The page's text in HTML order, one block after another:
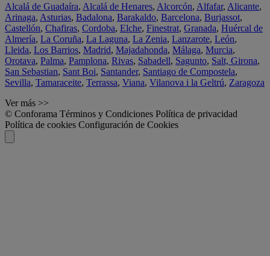
Alcalá de Guadaíra, Alcalá de Henares, Alcorcón, Alfafar, Alicante,
Arinaga, Asturias, Badalona, Barakaldo, Barcelona, Burjassot,
Castellón, Chafiras, Cordoba, Elche, Finestrat, Granada, Huércal de
Almería, La Coruña, La Laguna, La Zenia, Lanzarote, León,
Lleida, Los Barrios, Madrid, Majadahonda, Málaga, Murcia,
Orotava, Palma, Pamplona, Rivas, Sabadell, Sagunto, Salt, Girona,
San Sebastian, Sant Boi, Santander, Santiago de Compostela,
Sevilla, Tamaraceite, Terrassa, Viana, Vilanova i la Geltrú, Zaragoza
Ver más >>
© Conforama Términos y Condiciones Política de privacidad
Política de cookies Configuración de Cookies